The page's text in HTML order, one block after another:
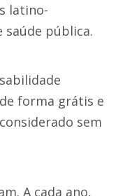
latino-
saúde pública.
forma grátis e
sem
A cada ano,